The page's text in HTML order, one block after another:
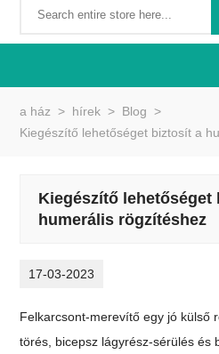
a ház > hírek > Blog >
Kiegészítő lehetőséget biztosít a
Kiegészítő lehetőséget
humerális rögzítéshez
17-03-2023
Felkarcsont-merevítő egy jó külső
törés, bicepsz lágyrész-sérülés és